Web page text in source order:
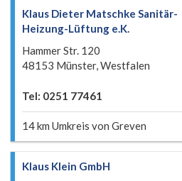
Klaus Dieter Matschke Sanitär-
Heizung-Lüftung e.K.
Hammer Str. 120
48153 Münster, Westfalen
Tel: 0251 77461
14 km Umkreis von Greven
Klaus Klein GmbH